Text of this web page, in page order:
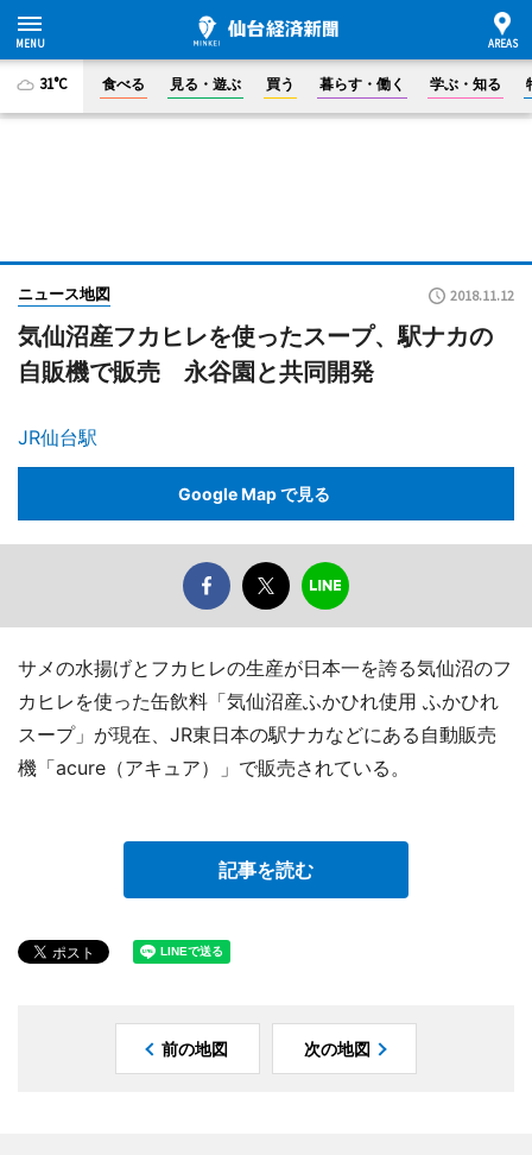
31°C 食べる 見る・遊ぶ 買う 暮らす・働く 学ぶ・知る
ニュース地図 2018.11.12
気仙沼産フカヒレを使ったスープ、駅ナカの
自販機で販売 永谷園と共同開発
JR仙台駅
Google Map で見る
サメの水揚げとフカヒレの生産が日本一を誇る気仙沼のフ
カヒレを使った缶飲料「気仙沼産ふかひれ使用 ふかひれ
スープ」が現在、JR東日本の駅ナカなどにある自動販売
機「acure（アキュア）」で販売されている。
記事を読む
前の地図 次の地図